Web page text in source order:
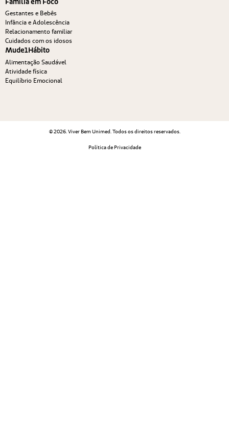
Gestantes e Bebês
Infância e Adolescência
Relacionamento familiar
Cuidados com os idosos
Mude1Hábito
Alimentação Saudável
Atividade física
Equilíbrio Emocional
© 2026. Viver Bem Unimed. Todos os direitos reservados.
Política de Privacidade